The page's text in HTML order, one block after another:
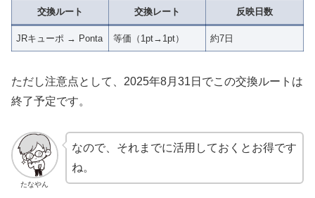
交換ルート 交換レート 反映日数
JRキューポ → Ponta 等価（1pt→1pt） 約7日
ただし注意点として、2025年8月31日でこの交換ルートは
終了予定です。
たなやん
なので、それまでに活用しておくとお得です
ね。